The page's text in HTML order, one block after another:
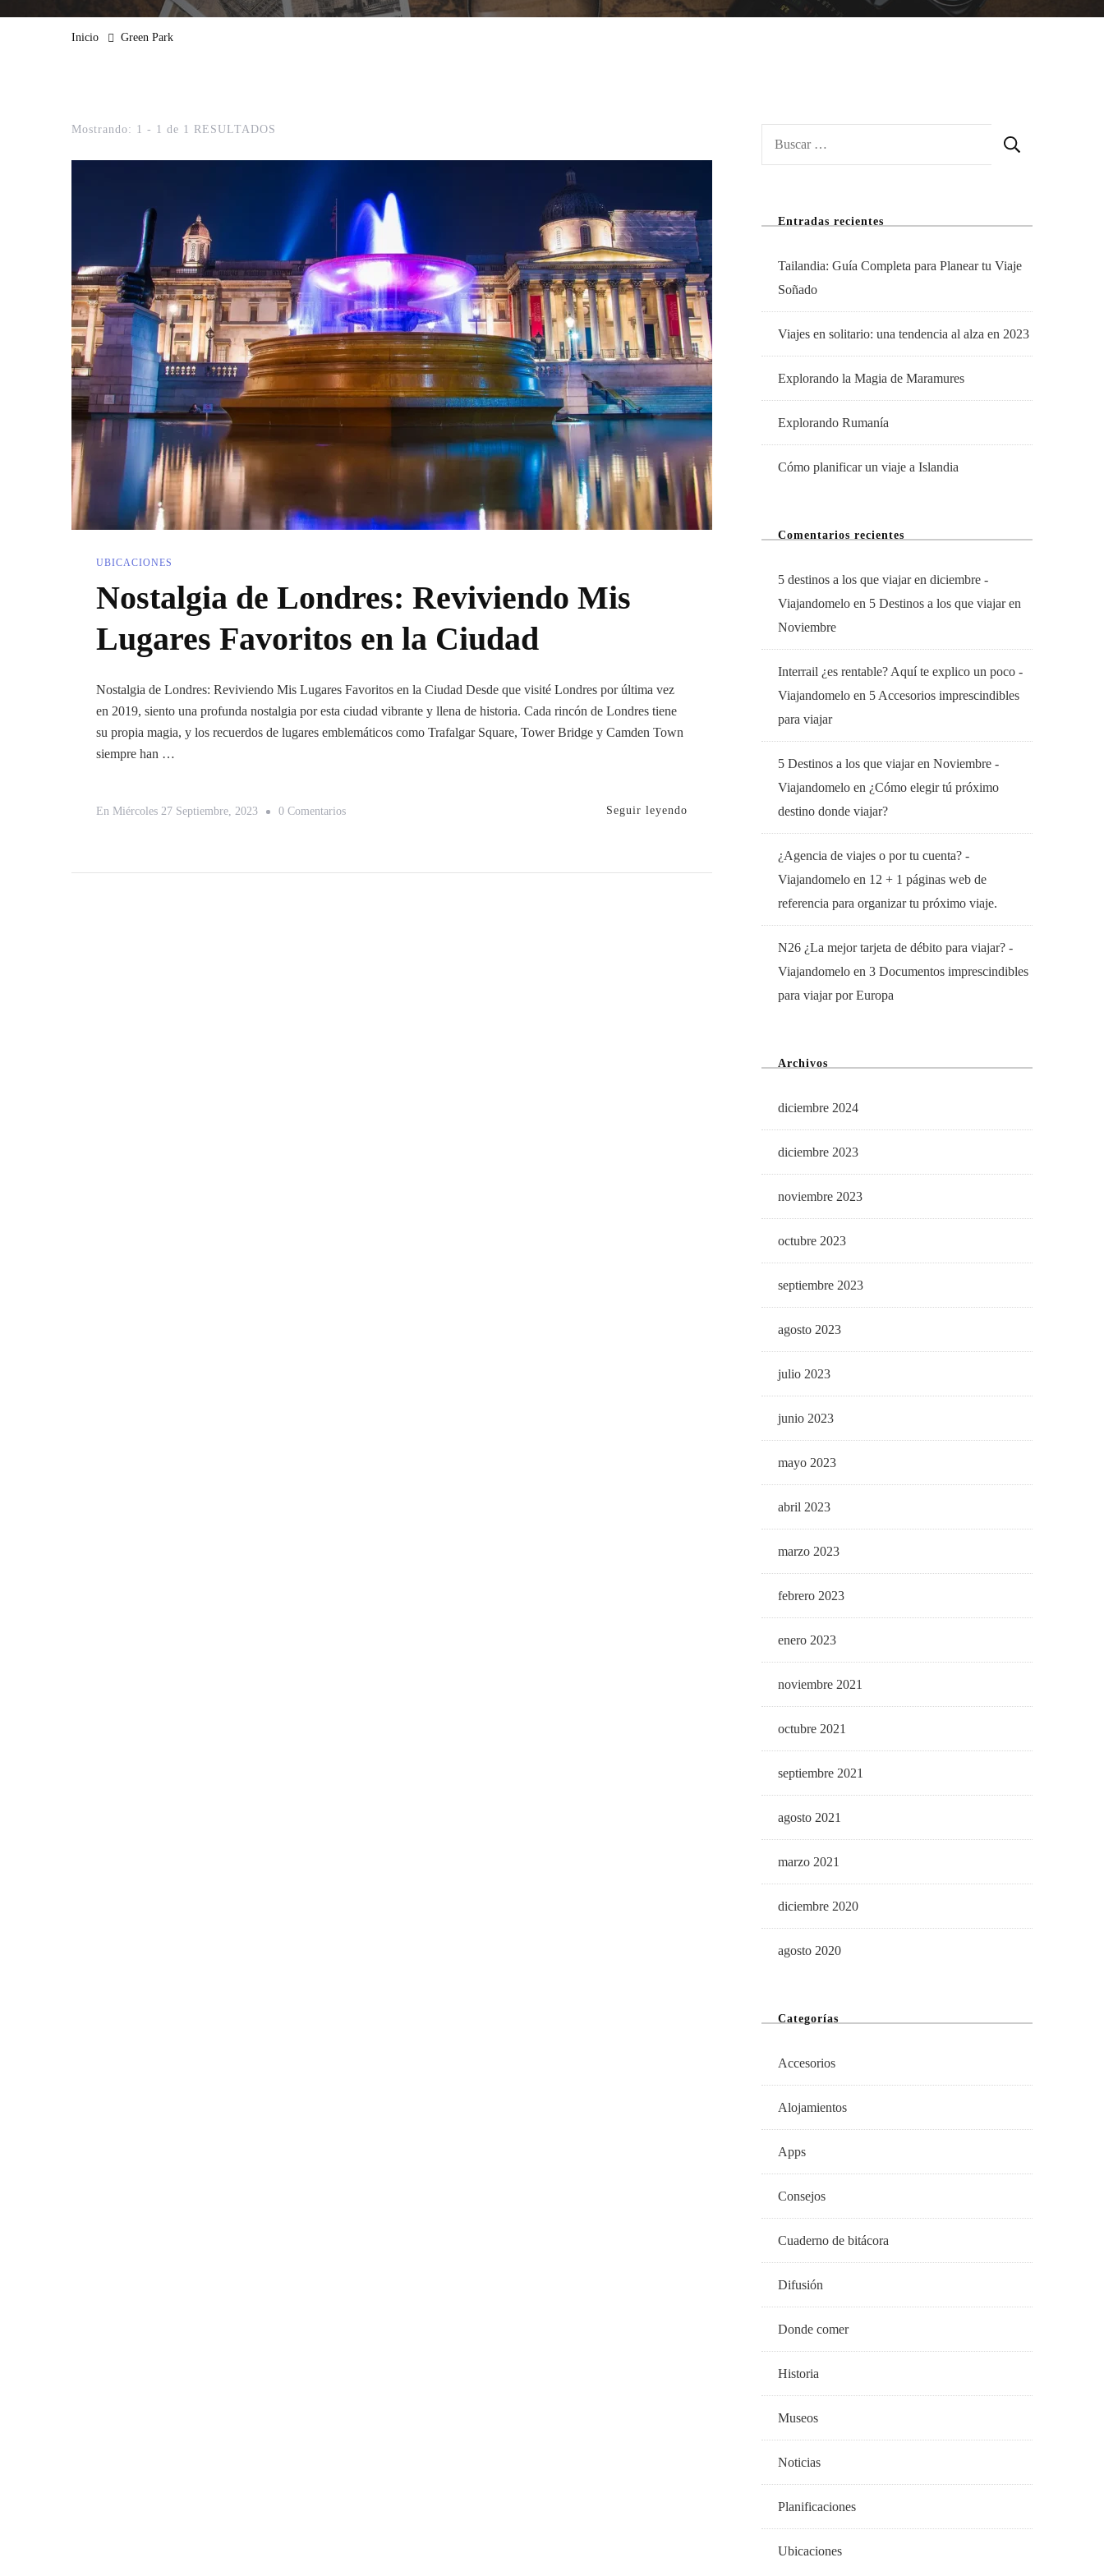
Inicio Green Park
Mostrando: 1 - 1 de 1 RESULTADOS
UBICACIONES
Nostalgia de Londres: Reviviendo Mis
Lugares Favoritos en la Ciudad
Nostalgia de Londres: Reviviendo Mis Lugares Favoritos en la Ciudad Desde que visité Londres por última vez
en 2019, siento una profunda nostalgia por esta ciudad vibrante y llena de historia. Cada rincón de Londres tiene
su propia magia, y los recuerdos de lugares emblemáticos como Trafalgar Square, Tower Bridge y Camden Town
siempre han …
En Miércoles 27 Septiembre, 2023 0 ComentariosEn
Seguir leyendo
Entradas recientes
Tailandia: Guía Completa para Planear tu Viaje
Soñado
Viajes en solitario: una tendencia al alza en 2023
Explorando la Magia de Maramures
Explorando Rumanía
Cómo planificar un viaje a Islandia
Comentarios recientes
5 destinos a los que viajar en diciembre -
Viajandomelo en 5 Destinos a los que viajar en
Noviembre
Interrail ¿es rentable? Aquí te explico un poco -
Viajandomelo en 5 Accesorios imprescindibles
para viajar
5 Destinos a los que viajar en Noviembre -
Viajandomelo en ¿Cómo elegir tú próximo
destino donde viajar?
¿Agencia de viajes o por tu cuenta? -
Viajandomelo en 12 + 1 páginas web de
referencia para organizar tu próximo viaje.
N26 ¿La mejor tarjeta de débito para viajar? -
Viajandomelo en 3 Documentos imprescindibles
para viajar por Europa
Archivos
diciembre 2024
diciembre 2023
noviembre 2023
octubre 2023
septiembre 2023
agosto 2023
julio 2023
junio 2023
mayo 2023
abril 2023
marzo 2023
febrero 2023
enero 2023
noviembre 2021
octubre 2021
septiembre 2021
agosto 2021
marzo 2021
diciembre 2020
agosto 2020
Categorías
Accesorios
Alojamientos
Apps
Consejos
Cuaderno de bitácora
Difusión
Donde comer
Historia
Museos
Noticias
Planificaciones
Ubicaciones